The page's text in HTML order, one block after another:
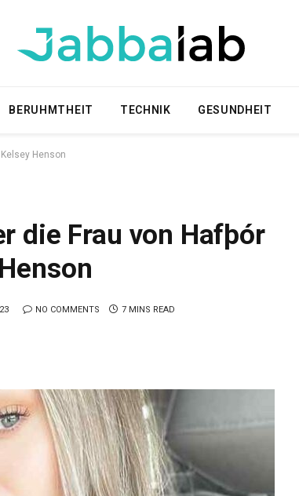
BERUHMTHEIT TECHNIK GESUNDHEIT
Henson
die Frau von Hafþór
NO COMMENTS 7 MINS READ